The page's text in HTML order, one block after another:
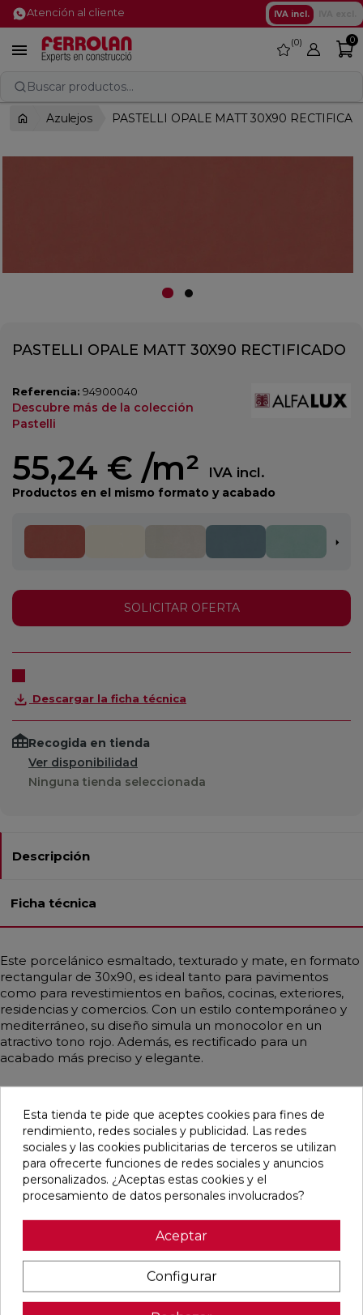
Atención al cliente IVA incl.
 favorite
0 0
Buscar productos...
Azulejos PASTELLI OPALE MATT 30X90
PASTELLI OPALE MATT 30X90 RECTIFICADO
Referencia: 94900040
Descubre más de la colección
Pastelli
55,24 € /m² IVA incl.
Productos en el mismo formato y acabado
SOLICITAR OFERTA
Descargar la ficha técnica
Recogida en tienda
Ver disponibilidad
Ninguna tienda seleccionada
Descripción
Ficha técnica
Este porcelánico esmaltado, texturado y mate, en formato
rectangular de 30x90, es ideal tanto para pavimentos
como para revestimientos en baños, cocinas, exteriores,
residencias y comercios. Con un estilo contemporáneo y
mediterráneo, su diseño simula un monocolor en un
atractivo tono rojo. Además, es rectificado para un
acabado más preciso y elegante.
Pensamos que te puede interesar
BLANCO
NATURAL
favorite
BLANCO
PULIDO
RECTIFICADO
favorite
IMPULSE
WHITE MATE
31,6X100
RECTIFICADO
favorite
AUSTRAL
BLANCO
Esta tienda te pide que aceptes cookies para fines de
rendimiento, redes sociales y publicidad. Las redes
sociales y las cookies publicitarias de terceros se utilizan
para ofrecerte funciones de redes sociales y anuncios
personalizados. ¿Aceptas estas cookies y el
procesamiento de datos personales involucrados?
Aceptar
Configurar